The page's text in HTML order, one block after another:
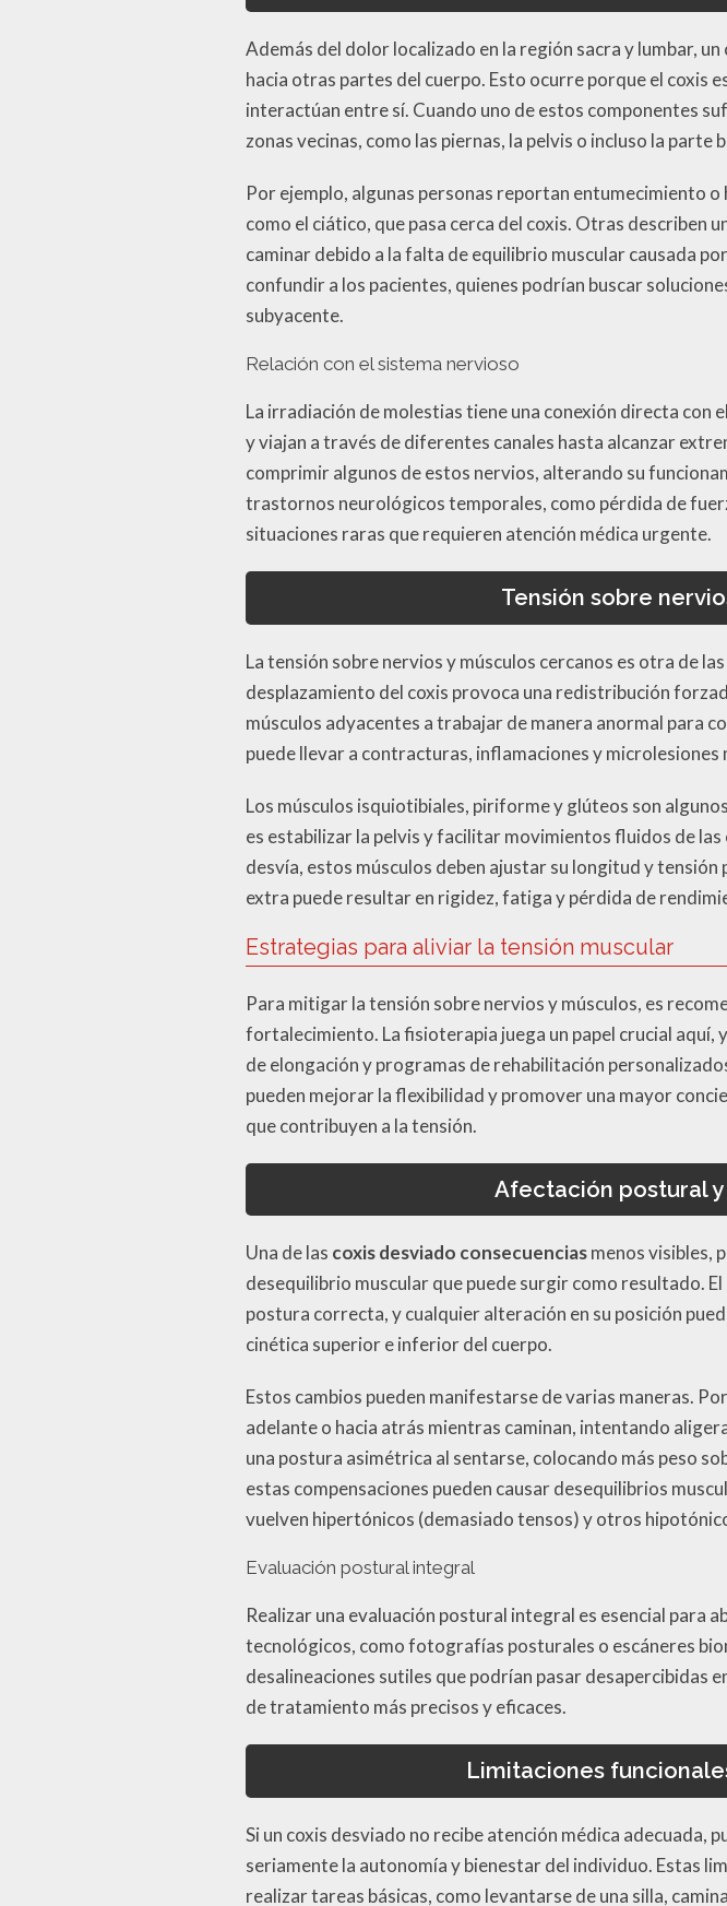
Además del dolor localizado en la región sacra y lumbar,
hacia otras partes del cuerpo. Esto ocurre porque el coxis
interactúan entre sí. Cuando uno de estos componentes
zonas vecinas, como las piernas, la pelvis o incluso la parte
Por ejemplo, algunas personas reportan entumecimiento
como el ciático, que pasa cerca del coxis. Otras describen
caminar debido a la falta de equilibrio muscular causada
confundir a los pacientes, quienes podrían buscar
subyacente.
Relación con el sistema nervioso
La irradiación de molestias tiene una conexión directa con
y viajan a través de diferentes canales hasta alcanzar
comprimir algunos de estos nervios, alterando su
trastornos neurológicos temporales, como pérdida de
situaciones raras que requieren atención médica urgente.
Tensión sobre
La tensión sobre nervios y músculos cercanos es otra de las
desplazamiento del coxis provoca una redistribución
músculos adyacentes a trabajar de manera anormal para
puede llevar a contracturas, inflamaciones y microlesiones
Los músculos isquiotibiales, piriforme y glúteos son
es estabilizar la pelvis y facilitar movimientos fluidos de
desvía, estos músculos deben ajustar su longitud y
extra puede resultar en rigidez, fatiga y pérdida de
Estrategias para aliviar la tensión muscular
Para mitigar la tensión sobre nervios y músculos, es
fortalecimiento. La fisioterapia juega un papel crucial
de elongación y programas de rehabilitación
pueden mejorar la flexibilidad y promover una mayor
que contribuyen a la tensión.
Afectación postural
Una de las coxis desviado consecuenciasmenos visibles,
desequilibrio muscular que puede surgir como resultado.
postura correcta, y cualquier alteración en su posición
cinética superior e inferior del cuerpo.
Estos cambios pueden manifestarse de varias maneras.
adelante o hacia atrás mientras caminan, intentando
una postura asimétrica al sentarse, colocando más peso
estas compensaciones pueden causar desequilibrios
vuelven hipertónicos (demasiado tensos) y otros
Evaluación postural integral
Realizar una evaluación postural integral es esencial para
tecnológicos, como fotografías posturales o escáneres
desalineaciones sutiles que podrían pasar desapercibidas
de tratamiento más precisos y eficaces.
Limitaciones
Si un coxis desviado no recibe atención médica adecuada,
seriamente la autonomía y bienestar del individuo. Estas
realizar tareas básicas, como levantarse de una silla,